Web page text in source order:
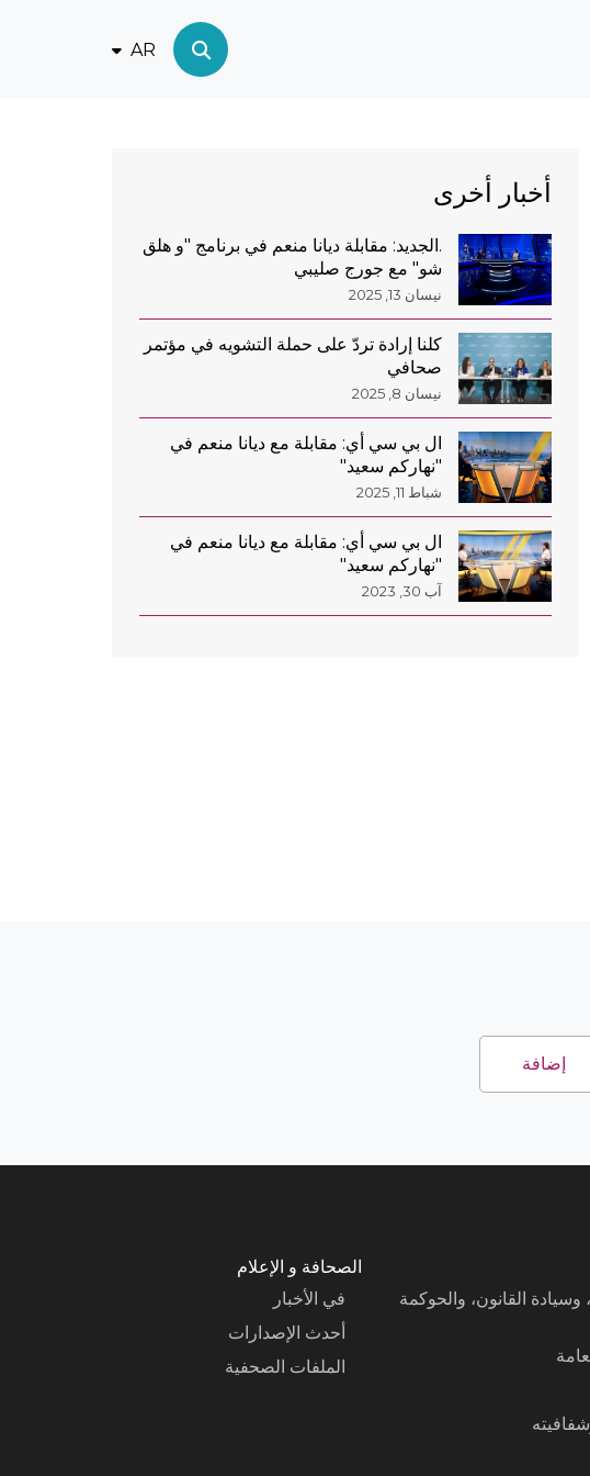
AR
أخبار أخرى
.الجديد: مقابلة ديانا منعم في برنامج "و هلق
شو" مع جورج صليبي
نيسان 13, 2025
كلنا إرادة تردّ على حملة التشويه في مؤتمر
صحافي
نيسان 8, 2025
ال بي سي أي: مقابلة مع ديانا منعم في
"نهاركم سعيد"
شباط 11, 2025
ال بي سي أي: مقابلة مع ديانا منعم في
"نهاركم سعيد"
آب 30, 2023
إضافة
القانون، والحوكمة
الصحافة و الإعلام
في الأخبار
أحدث الإصدارات
الملفات الصحفية